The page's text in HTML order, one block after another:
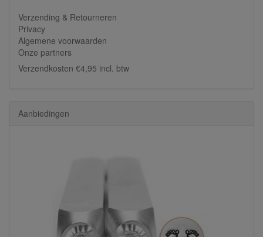
Verzending & Retourneren
Privacy
Algemene voorwaarden
Onze partners
Verzendkosten €4,95 incl. btw
Aanbiedingen